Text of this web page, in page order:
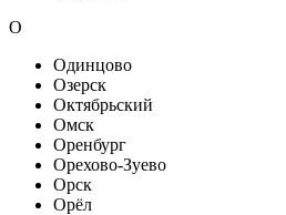
О
Одинцово
Озерск
Октябрьский
Омск
Оренбург
Орехово-Зуево
Орск
Орёл